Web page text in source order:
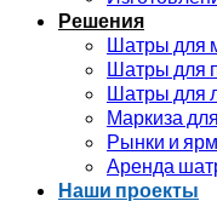
Решения
Шатры для
Шатры для
Шатры для
Маркиза
Рынки и
Аренда
Наши проекты